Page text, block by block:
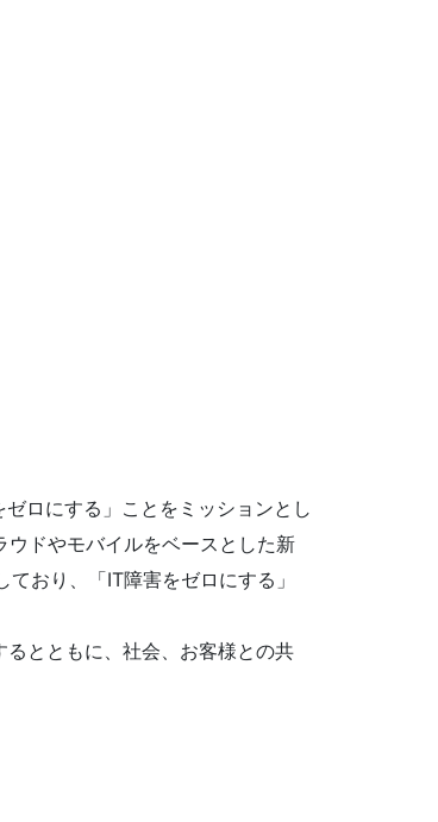
ロにする」ことをミッションとし
ドやモバイルをベースとした新
おり、「IT障害をゼロにする」
とともに、社会、お客様との共